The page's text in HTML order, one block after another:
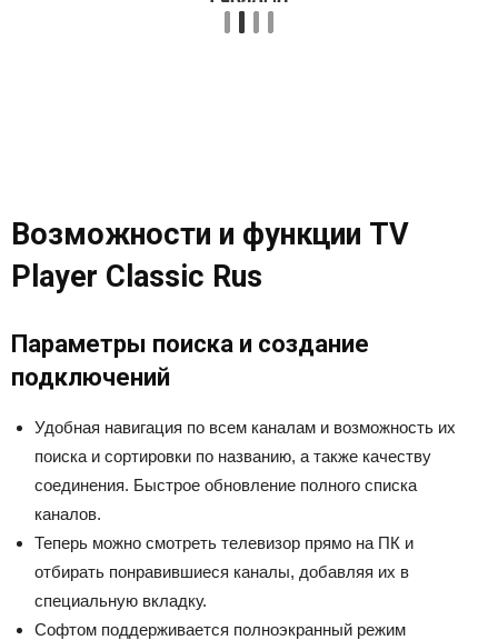
Возможности и функции TV
Player Classic Rus
Параметры поиска и создание
подключений
Удобная навигация по всем каналам и возможность их
поиска и сортировки по названию, а также качеству
соединения. Быстрое обновление полного списка
каналов.
Теперь можно смотреть телевизор прямо на ПК и
отбирать понравившиеся каналы, добавляя их в
специальную вкладку.
Софтом поддерживается полноэкранный режим